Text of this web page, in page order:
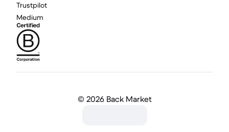
Trustpilot
Medium
© 2026 Back Market